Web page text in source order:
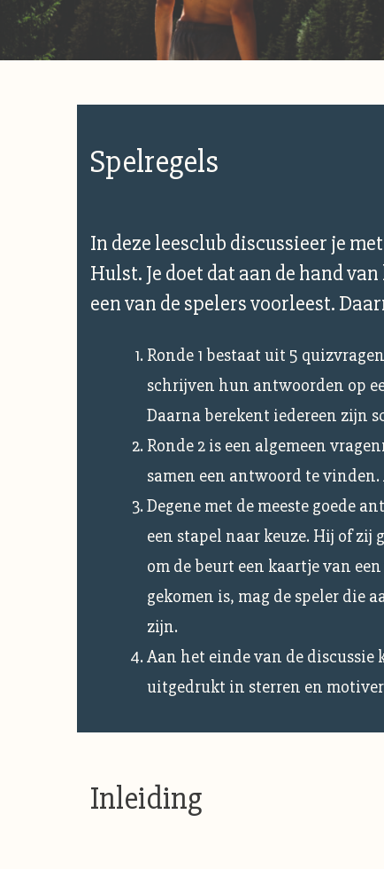
Spelregels
In deze leesclub discussieer je
Hulst. Je doet dat aan de hand
een van de spelers voorleest.
Ronde 1 bestaat uit 5
schrijven hun antwoorden op
Daarna berekent iedereen zijn
Ronde 2 is een algemeen
samen een antwoord te
Degene met de meeste goede
een stapel naar keuze. Hij of zij
om de beurt een kaartje van
gekomen is, mag de speler die
zijn.
Aan het einde van de discussie
uitgedrukt in sterren en
Inleiding